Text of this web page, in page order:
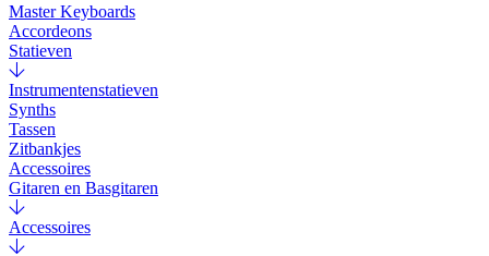
Master Keyboards
Accordeons
Statieven
Instrumentenstatieven
Synths
Tassen
Zitbankjes
Accessoires
Gitaren en Basgitaren
Accessoires